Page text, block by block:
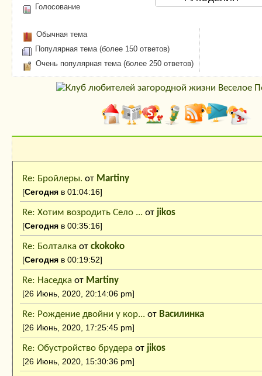
Re: Бройлеры. от Martiny
[Сегодня в 01:04:16]
Re: Хотим возродить Село ... от jikos
[Сегодня в 00:35:16]
Re: Болталка от ckokoko
[Сегодня в 00:19:52]
Re: Наседка от Martiny
[26 Июнь, 2020, 20:14:06 pm]
Re: Рождение двойни у кор... от Василинка
[26 Июнь, 2020, 17:25:45 pm]
Re: Обустройство брудера от jikos
[26 Июнь, 2020, 15:30:36 pm]
Обычная тема
Популярная тема (более 150 ответов)
Очень популярная тема (более 250 ответов)
Голосование